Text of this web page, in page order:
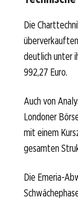
Die
deutlich unter
992,27 Euro.
Auch von
Londoner
mit einem
gesamten
Die Emeria-